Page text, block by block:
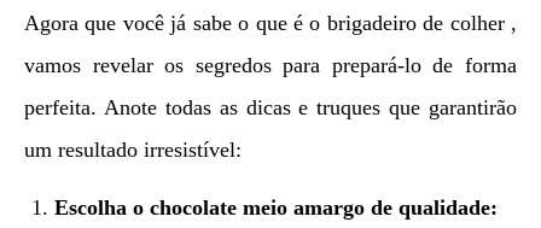
Agora que você já sabe o que é o brigadeiro de colher ,
vamos revelar os segredos para prepará-lo de forma
perfeita. Anote todas as dicas e truques que garantirão
um resultado irresistível:
Escolha o chocolate meio amargo de qualidade: